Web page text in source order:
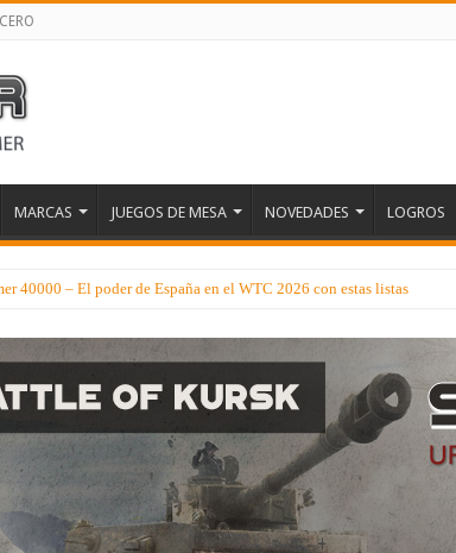
MARCAS JUEGOS DE MESA NOVEDADES LOGROS
40000 – El poder de España en el WTC 2026 con estas listas